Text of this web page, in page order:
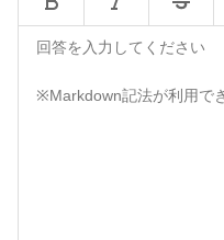
汎用のRPAツールだと
ったことないのでよく
操作・マウス操作はで